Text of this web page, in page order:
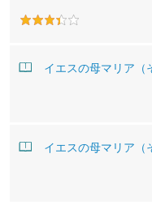
イエスの母マリア（
イエスの母マリア（